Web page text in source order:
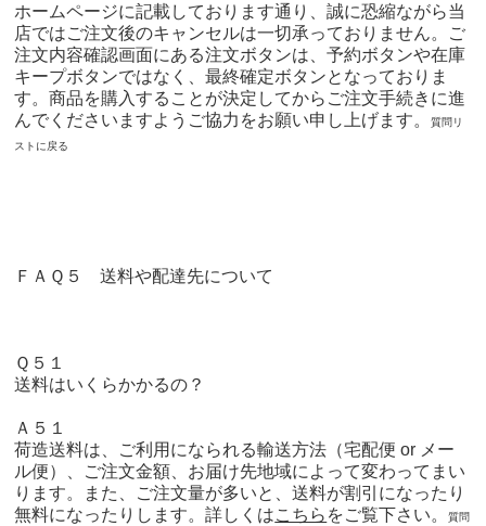
ホームページに記載しております通り、誠に恐縮ながら当
店ではご注文後のキャンセルは一切承っておりません。ご
注文内容確認画面にある注文ボタンは、予約ボタンや在庫
キープボタンではなく、最終確定ボタンとなっておりま
す。商品を購入することが決定してからご注文手続きに進
んでくださいますようご協力をお願い申し上げます。質問リ
ストに戻る
ＦＡＱ５ 送料や配達先について
Ｑ５１
送料はいくらかかるの？
Ａ５１
荷造送料は、ご利用になられる輸送方法（宅配便 or メー
ル便）、ご注文金額、お届け先地域によって変わってまい
ります。また、ご注文量が多いと、送料が割引になったり
無料になったりします。詳しくはこちら をご覧下さい。質問